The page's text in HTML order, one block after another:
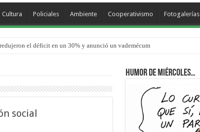
Cultura Policiales Ambiente Cooperativismo Fotogalerías
el déficit en un 30% y anunció un vademécum
torácica en el Hospital Urquiza
social
Humor de Miércoles…